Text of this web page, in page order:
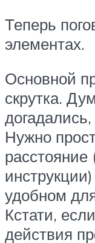
Теперь
элементах.
Основной
скрутка.
Нужно
расстояние
удобном
Кстати,
действия